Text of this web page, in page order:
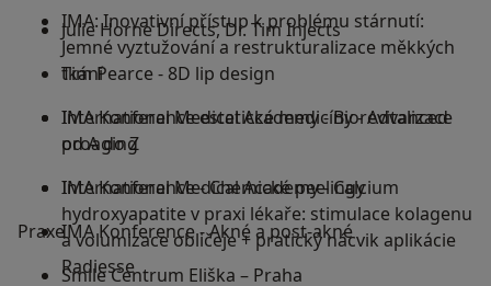
Julie Horne Directs, Dr. Tim Injects
Tim Pearce - 8D lip design
International Medical Academy - Biorevitalizace
od A do Z
International Medical Academy - Сalcium
hydroxyapatite v praxi lékaře: stimulace kolagenu
a volumizace obličeje + pratický nácvik aplikácie
Radiesse
IMA: Inovativní přístup k problému stárnutí:
Jemné vyztužování a restrukturalizace měkkých
tkání
IMA Konference estetické medicíny - Advanced
proaging
IMA Konference - Chemické peelingy
IMA Konference - Akné a post-akné
Praxe
Smile Centrum Eliška – Praha